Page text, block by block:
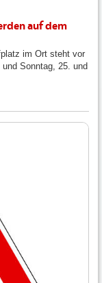
auf dem
im Ort steht vor
Sonntag, 25. und